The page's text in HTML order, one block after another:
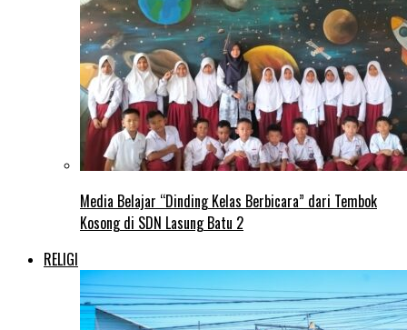
Media Belajar “Dinding Kelas Berbicara” dari Tembok
Kosong di SDN Lasung Batu 2
RELIGI